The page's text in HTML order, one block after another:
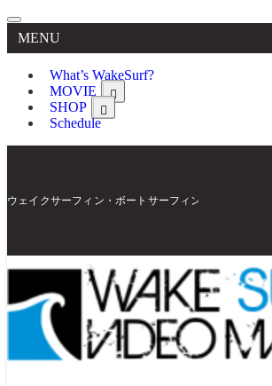
MENU
What’s WakeSurf?
MOVIE
SHOP
Schedule
ウェイクサーフィン・ボートサーフィンの最新情報を